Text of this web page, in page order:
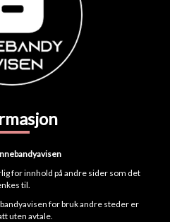
for innhold på andre sider som det
til.
for bruk andre steder er
uten avtale.